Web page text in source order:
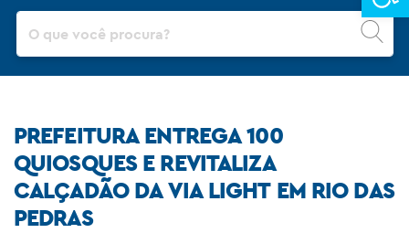
Pesquisar
PREFEITURA ENTREGA 100
QUIOSQUES E REVITALIZA
CALÇADÃO DA VIA LIGHT EM RIO DAS
PEDRAS